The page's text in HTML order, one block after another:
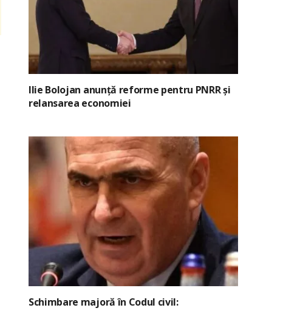
Ilie Bolojan anunță reforme pentru PNRR și
relansarea economiei
Schimbare majoră în Codul civil: